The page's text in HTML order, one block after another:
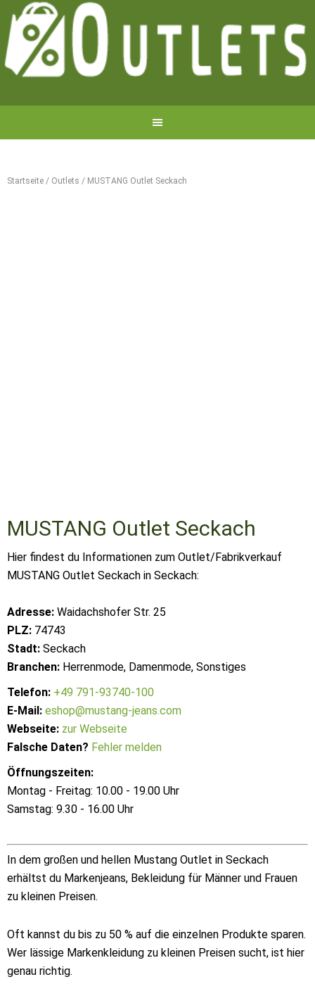
Startseite / Outlets / MUSTANG Outlet Seckach
MUSTANG Outlet Seckach
Hier findest du Informationen zum Outlet/Fabrikverkauf
MUSTANG Outlet Seckach in Seckach:
Adresse: Waidachshofer Str. 25
PLZ: 74743
Stadt: Seckach
Branchen: Herrenmode, Damenmode, Sonstiges
Telefon: +49 791-93740-100
E-Mail: eshop@mustang-jeans.com
Webseite: zur Webseite
Falsche Daten? Fehler melden
Öffnungszeiten:
Montag - Freitag: 10.00 - 19.00 Uhr
Samstag: 9.30 - 16.00 Uhr
In dem großen und hellen Mustang Outlet in Seckach
erhältst du Markenjeans, Bekleidung für Männer und Frauen
zu kleinen Preisen.
Oft kannst du bis zu 50 % auf die einzelnen Produkte sparen.
Wer lässige Markenkleidung zu kleinen Preisen sucht, ist hier
genau richtig.